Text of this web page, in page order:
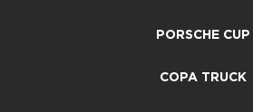
PORSCHE CUP
COPA TRUCK